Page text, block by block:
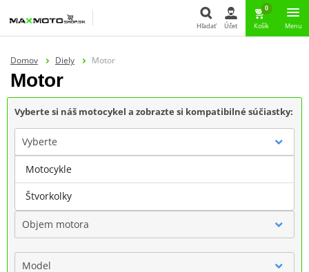
Hľadať Účet
0
Košík Menu
Domov Diely Motor
Motor
Vyberte si náš motocykel a zobrazte si kompatibilné súčiastky:
Vyberte
Značka
Objem motora
Model
Motocykle
Štvorkolky